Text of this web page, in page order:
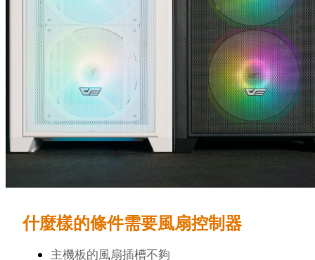
什麼樣的條件需要風扇控制器
主機板的風扇插槽不夠